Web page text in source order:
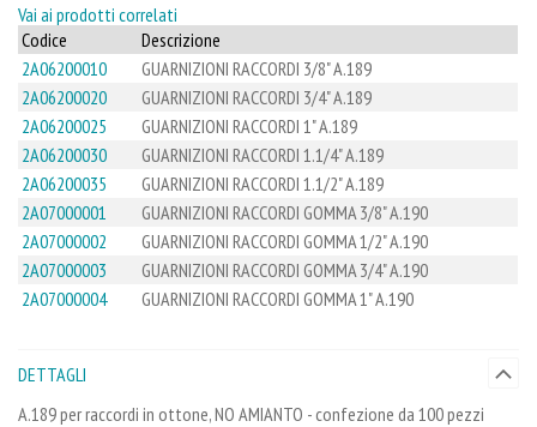
Vai ai prodotti correlati
Codice
Descrizione
2A06200010
GUARNIZIONI RACCORDI 3/8" A.189
2A06200020
GUARNIZIONI RACCORDI 3/4" A.189
2A06200025
GUARNIZIONI RACCORDI 1" A.189
2A06200030
GUARNIZIONI RACCORDI 1.1/4" A.189
2A06200035
GUARNIZIONI RACCORDI 1.1/2" A.189
2A07000001
GUARNIZIONI RACCORDI GOMMA 3/8" A.190
2A07000002
GUARNIZIONI RACCORDI GOMMA 1/2" A.190
2A07000003
GUARNIZIONI RACCORDI GOMMA 3/4" A.190
2A07000004
GUARNIZIONI RACCORDI GOMMA 1" A.190
DETTAGLI
A.189 per raccordi in ottone, NO AMIANTO - confezione da 100 pezzi